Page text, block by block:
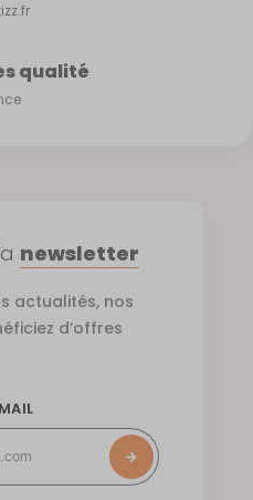
qualité
newsletter
actualités, nos
d’offres